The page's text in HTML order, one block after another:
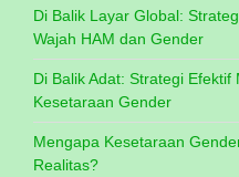
Di Balik Layar Global:
Wajah HAM dan Gender
Di Balik Adat: Strategi
Kesetaraan Gender
Mengapa Kesetaraan
Realitas?